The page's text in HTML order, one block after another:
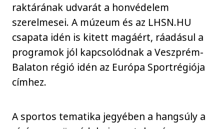
raktárának udvarát a honvédelem
szerelmesei. A múzeum és az LHSN.HU
csapata idén is kitett magáért, ráadásul a
programok jól kapcsolódnak a Veszprém-
Balaton régió idén az Európa Sportrégiója
címhez.
A sportos tematika jegyében a hangsúly a